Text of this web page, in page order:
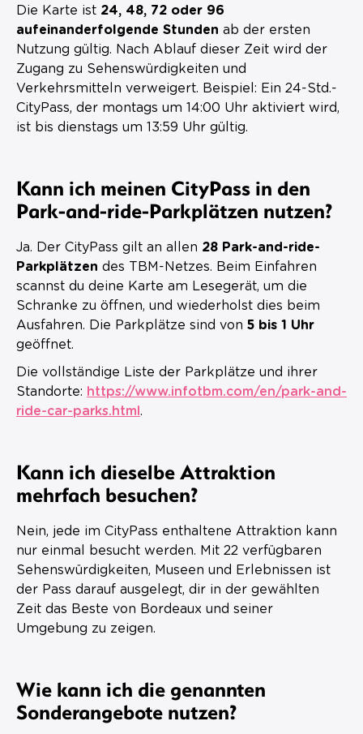
Die Karte ist 24, 48, 72 oder 96
aufeinanderfolgende Stunden ab der ersten
Nutzung gültig. Nach Ablauf dieser Zeit wird der
Zugang zu Sehenswürdigkeiten und
Verkehrsmitteln verweigert. Beispiel: Ein 24-Std.-
CityPass, der montags um 14:00 Uhr aktiviert wird,
ist bis dienstags um 13:59 Uhr gültig.
Kann ich meinen CityPass in den
Park-and-ride-Parkplätzen nutzen?
Ja. Der CityPass gilt an allen 28 Park-and-ride-
Parkplätzen des TBM-Netzes. Beim Einfahren
scannst du deine Karte am Lesegerät, um die
Schranke zu öffnen, und wiederholst dies beim
Ausfahren. Die Parkplätze sind von 5 bis 1 Uhr
geöffnet.
Die vollständige Liste der Parkplätze und ihrer
Standorte: https://www.infotbm.com/en/park-and-
ride-car-parks.html .
Kann ich dieselbe Attraktion
mehrfach besuchen?
Nein, jede im CityPass enthaltene Attraktion kann
nur einmal besucht werden. Mit 22 verfügbaren
Sehenswürdigkeiten, Museen und Erlebnissen ist
der Pass darauf ausgelegt, dir in der gewählten
Zeit das Beste von Bordeaux und seiner
Umgebung zu zeigen.
Wie kann ich die genannten
Sonderangebote nutzen?